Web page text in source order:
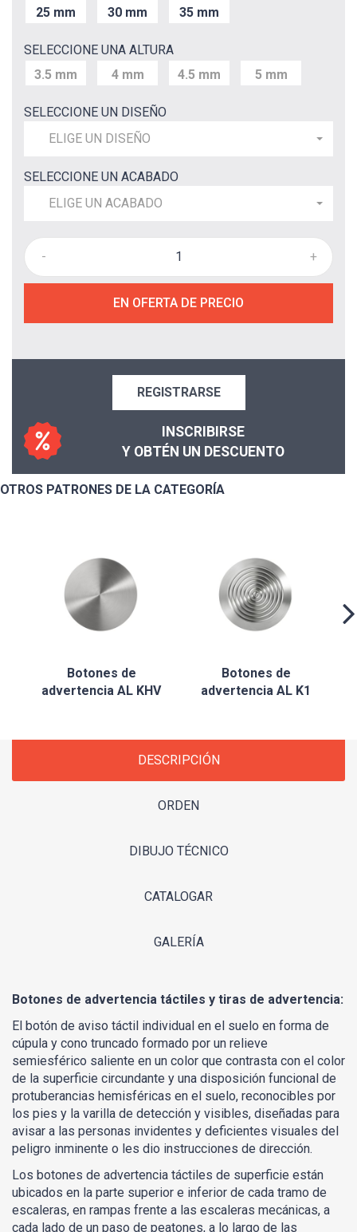
25 mm
30 mm 35 mm
SELECCIONE UNA ALTURA
3.5 mm
4 mm 4.5 mm 5 mm
SELECCIONE UN DISEÑO
ELIGE UN DISEÑO
SELECCIONE UN ACABADO
ELIGE UN ACABADO
- +
EN OFERTA DE PRECIO
REGISTRARSE
INSCRIBIRSE
Y OBTÉN UN DESCUENTO
OTROS PATRONES DE LA CATEGORÍA
Botones de
advertencia AL KHV
Botones de
advertencia AL K1
DESCRIPCIÓN
ORDEN
DIBUJO TÉCNICO
CATALOGAR
GALERÍA
Botones de advertencia táctiles y tiras de advertencia:
El botón de aviso táctil individual en el suelo en forma de
cúpula y cono truncado formado por un relieve
semiesférico saliente en un color que contrasta con el color
de la superficie circundante y una disposición funcional de
protuberancias hemisféricas en el suelo, reconocibles por
los pies y la varilla de detección y visibles, diseñadas para
avisar a las personas invidentes y deficientes visuales del
peligro inminente o les dio instrucciones de dirección.
Los botones de advertencia táctiles de superficie están
ubicados en la parte superior e inferior de cada tramo de
escaleras, en rampas frente a las escaleras mecánicas, a
cada lado de un paso de peatones, a lo largo de las